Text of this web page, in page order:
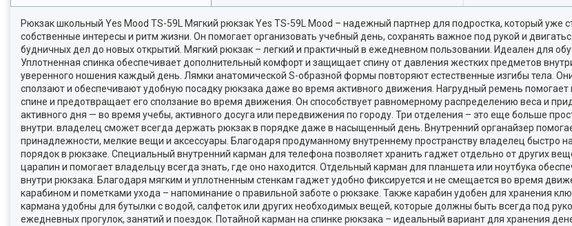
Рюкзак школьный Yes Mood TS-59L Мягкий рюкзак Yes TS-59L Mood – надежный партнер для подростка, который уже
собственные интересы и ритм жизни. Он помогает организовать учебный день, сохранять важное под рукой и
будничных дел до новых открытий. Мягкий рюкзак – легкий и практичный в ежедневном пользовании. Идеален для
Уплотненная спинка обеспечивает дополнительный комфорт и защищает спину от давления жестких предметов
уверенного ношения каждый день. Лямки анатомической S-образной формы повторяют естественные изгибы тела.
сползают и обеспечивают удобную посадку рюкзака даже во время активного движения. Нагрудный ремень
спине и предотвращает его сползание во время движения. Он способствует равномерному распределению веса и
активного дня — во время учебы, активного досуга или передвижения по городу. Три отделения – это еще больше
внутри. владелец сможет всегда держать рюкзак в порядке даже в насыщенный день. Внутренний органайзер
принадлежности, мелкие вещи и аксессуары. Благодаря продуманному внутреннему пространству владелец быстро
порядок в рюкзаке. Специальный внутренний карман для телефона позволяет хранить гаджет отдельно от других
царапин и помогает владельцу всегда знать, где оно находится. Отдельный карман для планшета или ноутбука
внутри рюкзака. Благодаря мягким и уплотненным стенкам гаджет удобно фиксируется и не смещается во время
карабином и пометками ухода – напоминание о правильной заботе о рюкзаке. Также карабин удобен для хранения
кармана удобны для бутылки с водой, салфеток или других необходимых вещей, которые должны быть всегда под
ежедневных прогулок, занятий и поездок. Потайной карман на спинке рюкзака – идеальный вариант для хранения